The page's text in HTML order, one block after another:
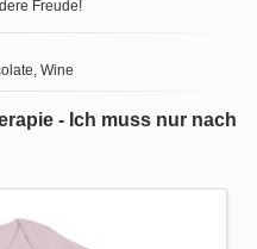
Freude!
Wine
- Ich muss nur nach